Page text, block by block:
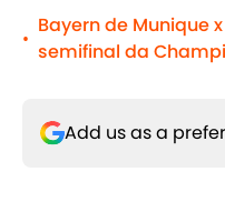
•
Bayern de Munique
semifinal da
Add us as a